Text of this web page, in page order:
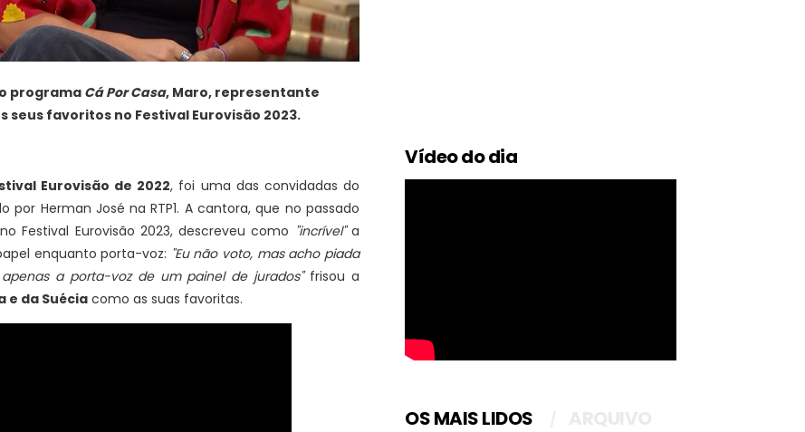
programa Cá Por Casa, Maro, representante
seus favoritos no Festival Eurovisão 2023.
Eurovisão de 2022, foi uma das convidadas do
por Herman José na RTP1. A cantora, que no passado
Festival Eurovisão 2023, descreveu como "incrível"a
enquanto porta-voz: "Eu não voto, mas acho piada
a porta-voz de um painel de jurados"frisou a
e da Suéciacomo as suas favoritas.
Vídeo do dia
OS MAIS LIDOS